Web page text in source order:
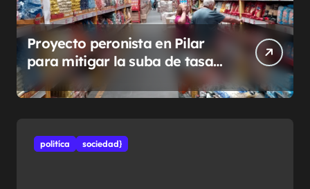
Proyecto peronista en Pilar
para mitigar la suba de tasas
municipales
politíca sociedad}